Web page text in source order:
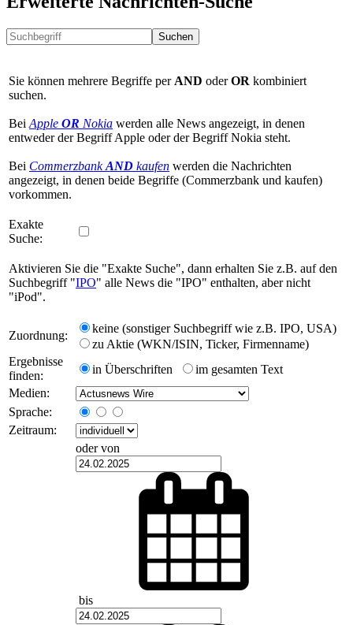
Suchen
Sie können mehrere Begriffe per AND oderOR kombiniert
suchen.
Bei Apple OR Nokia werden alle News angezeigt, in denen
entweder der Begriff Apple oder der Begriff Nokia steht.
Bei CommerzbankAND kaufen werden die Nachrichten
angezeigt, in denen beide Begriffe (Commerzbank und kaufen)
vorkommen.
Exakte
Suche:
Aktivieren Sie die "Exakte Suche", dann erhalten Sie z.B. auf den
Suchbegriff "IPO" alle News die "IPO" enthalten, aber nicht
"iPod".
Zuordnung:
keine (sonstiger Suchbegriff wie z.B. IPO, USA)
zu Aktie (WKN/ISIN, Ticker, Firmenname)
Ergebnisse
finden:
in Überschriften
im gesamten Text
Medien:
Sprache:
Zeitraum:
oder von
bis